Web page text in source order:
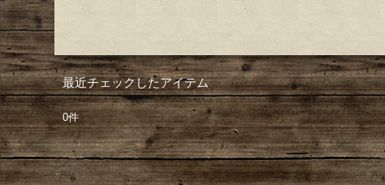
最近チェックしたアイテム
0件